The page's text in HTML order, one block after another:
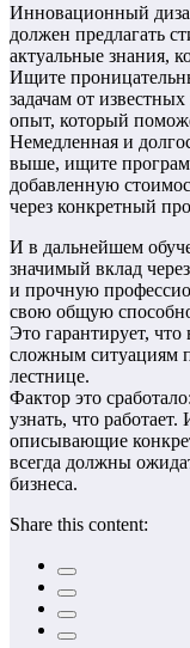
Инновационный
должен предлагать
актуальные знания,
Ищите
задачам от
опыт, который
Немедленная и
выше, ищите
добавленную
через конкретный
И в дальнейшем
значимый вклад
и прочную
свою общую
Это гарантирует,
сложным ситуациям
лестнице.
Фактор это
узнать, что
описывающие
всегда должны
бизнеса.
Share this content: